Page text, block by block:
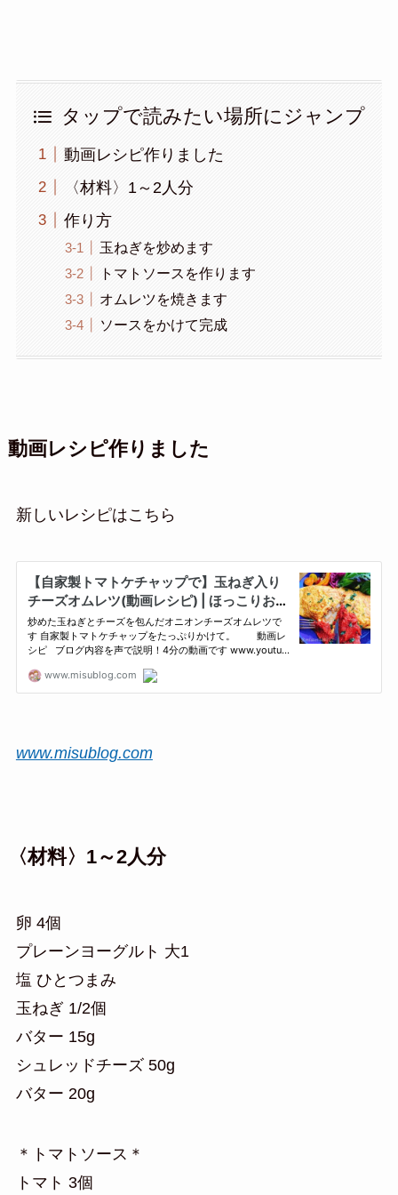
タップで読みたい場所にジャンプ
動画レシピ作りました
〈材料〉1～2人分
作り方
玉ねぎを炒めます
トマトソースを作ります
オムレツを焼きます
ソースをかけて完成
動画レシピ作りました
新しいレシピはこちら
www.misublog.com
〈材料〉1～2人分
卵 4個
プレーンヨーグルト 大1
塩 ひとつまみ
玉ねぎ 1/2個
バター 15g
シュレッドチーズ 50g
バター 20g
＊トマトソース＊
トマト 3個